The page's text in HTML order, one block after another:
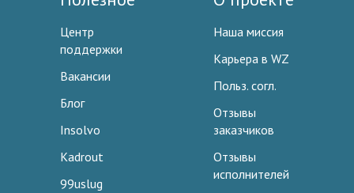
Центр
поддержки
Вакансии
Блог
Insolvo
Kadrout
99uslug
Наша миссия
Карьера в WZ
Польз. согл.
Отзывы
заказчиков
Отзывы
исполнителей